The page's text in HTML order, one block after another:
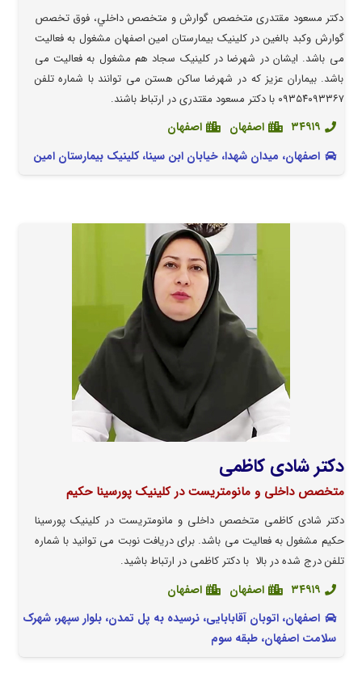
دکتر مسعود مقتدری متخصص گوارش و متخصص داخلي، فوق تخصص
گوارش وكبد بالغين در کلینیک بیمارستان امین اصفهان مشغول به فعالیت
می باشد. ایشان در شهرضا در کلینیک سجاد هم مشغول به فعالیت می
باشد. بیماران عزیز که در شهرضا ساکن هستن می توانند با شماره تلفن
٠٩٣٥٤٠٩٣٣٦٧ با دکتر مسعود مقتدری در ارتباط باشند.
۳۴۹۱۹ اصفهان
اصفهان
اصفهان، میدان شهدا، خیابان ابن سینا، کلینیک بیمارستان امین
دکتر شادی کاظمی
متخصص داخلی و مانومتریست در کلینیک پورسینا حکیم
دکتر شادی کاظمی متخصص داخلی و مانومتریست در کلینیک پورسینا
حکیم مشغول به فعالیت می باشد. برای دریافت نوبت می توانید با شماره
تلفن درج شده در بالا با دکتر کاظمی در ارتباط باشید.
۳۴۹۱۹ اصفهان
اصفهان
اصفهان، اتوبان آقابابایی، نرسیده به پل تمدن، بلوار سپهر، شهرک
سلامت اصفهان، طبقه سوم